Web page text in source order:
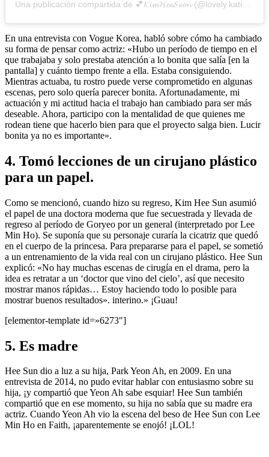
En una entrevista con Vogue Korea, habló sobre cómo ha cambiado
su forma de pensar como actriz: «Hubo un período de tiempo en el
que trabajaba y solo prestaba atención a lo bonita que salía [en la
pantalla] y cuánto tiempo frente a ella. Estaba consiguiendo.
Mientras actuaba, tu rostro puede verse comprometido en algunas
escenas, pero solo quería parecer bonita. Afortunadamente, mi
actuación y mi actitud hacia el trabajo han cambiado para ser más
deseable. Ahora, participo con la mentalidad de que quienes me
rodean tiene que hacerlo bien para que el proyecto salga bien. Lucir
bonita ya no es importante».
4. Tomó lecciones de un cirujano plástico
para un papel.
Como se mencionó, cuando hizo su regreso, Kim Hee Sun asumió
el papel de una doctora moderna que fue secuestrada y llevada de
regreso al período de Goryeo por un general (interpretado por Lee
Min Ho). Se suponía que su personaje curaría la cicatriz que quedó
en el cuerpo de la princesa. Para prepararse para el papel, se sometió
a un entrenamiento de la vida real con un cirujano plástico. Hee Sun
explicó: «No hay muchas escenas de cirugía en el drama, pero la
idea es retratar a un ‘doctor que vino del cielo’, así que necesito
mostrar manos rápidas… Estoy haciendo todo lo posible para
mostrar buenos resultados». interino.» ¡Guau!
[elementor-template id=»6273″]
5. Es madre
Hee Sun dio a luz a su hija, Park Yeon Ah, en 2009. En una
entrevista de 2014, no pudo evitar hablar con entusiasmo sobre su
hija, ¡y compartió que Yeon Ah sabe esquiar! Hee Sun también
compartió que en ese momento, su hija no sabía que su madre era
actriz. Cuando Yeon Ah vio la escena del beso de Hee Sun con Lee
Min Ho en Faith, ¡aparentemente se enojó! ¡LOL!